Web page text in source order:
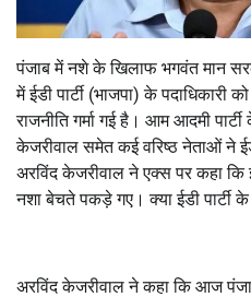
पंजाब में नशे के खिलाफ भगवंत मान
में ईडी पार्टी (भाजपा) के
राजनीति गर्मा गई है। आम आदमी
केजरीवाल समेत कई वरिष्ठ नेताओं ने
अरविंद केजरीवाल ने एक्स पर कहा कि
नशा बेचते पकड़े गए। क्या ईडी
अरविंद केजरीवाल ने कहा कि आज